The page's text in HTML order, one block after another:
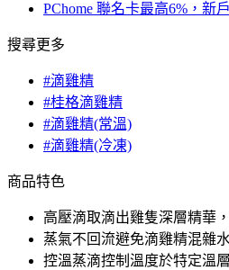
PChome 聯名卡最高6%，新
搜尋更多
#滴雞精
#桂格滴雞精
#滴雞精(常溫)
#滴雞精(冷凍)
商品特色
高壓滴取滴出雞隻深層精華
蒸氣不回流避免滴雞精混雜
控溫蒸滴控制溫度於特定溫